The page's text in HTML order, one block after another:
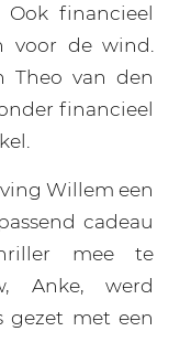
financieel
voor de wind.
Theo van den
financieel
Willem een
cadeau
mee te
Anke, werd
gezet met een